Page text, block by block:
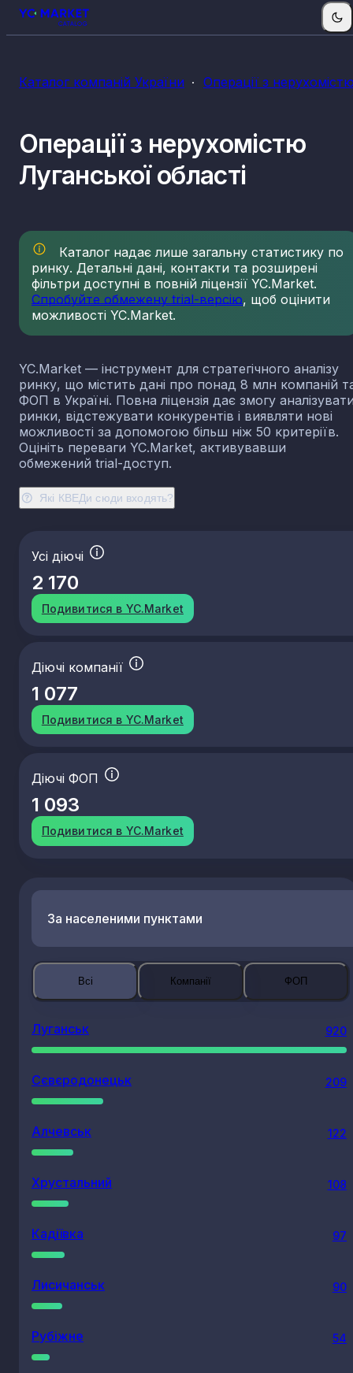
Каталог компаній України Операції з
Які КВЕДи сюди входять?
Операції з нерухомістю
Луганської області
Каталог надає лише загальну статистику по
ринку. Детальні дані, контакти та розширені
фільтри доступні в повній ліцензії YC.Market.
Спробуйте обмежену trial-версію, щоб оцінити
можливості YC.Market.
YC.Market — інструмент для стратегічного аналізу
ринку, що містить дані про понад 8 млн компаній
ФОП в Україні. Повна ліцензія дає змогу
ринки, відстежувати конкурентів і виявляти нові
можливості за допомогою більш ніж 50 критеріїв.
Оцініть переваги YC.Market, активувавши
обмежений trial-доступ.
Усі діючі
2 170
Подивитися в YC.Market
Діючі компанії
1 077
Подивитися в YC.Market
Діючі ФОП
1 093
Подивитися в YC.Market
За населеними пунктами
Всі Компанії ФОП
Луганськ 920
Сєвєродонецьк 209
Алчевськ 122
Хрустальний 108
Кадіївка 97
Лисичанськ 90
Рубіжне 54
КВЕДи операцій з нерухомістю
68.31 Агентства нерухомості
68.32 Управління нерухомим майном за винагороду
на основі контракту